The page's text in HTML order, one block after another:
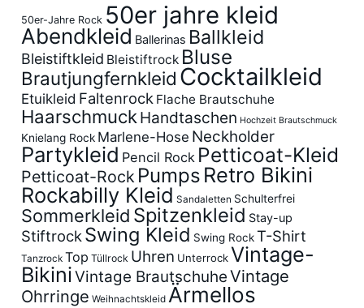
50er-Jahre Rock 50er jahre kleid
Abendkleid Ballerinas Ballkleid
Bleistiftkleid Bleistiftrock Bluse
Brautjungfernkleid Cocktailkleid
Etuikleid Faltenrock Flache Brautschuhe
Haarschmuck Handtaschen Hochzeit Brautschmuck
Knielang Rock Marlene-Hose Neckholder
Partykleid Pencil Rock Petticoat-Kleid
Petticoat-Rock Pumps Retro Bikini
Rockabilly Kleid Sandaletten Schulterfrei
Sommerkleid Spitzenkleid Stay-up
Stiftrock Swing Kleid Swing RockT-Shirt
Tanzrock Top Tüllrock Uhren UnterrockVintage-
BikiniVintage BrautschuheVintage
Ohrringe Weihnachtskleid Ärmellos